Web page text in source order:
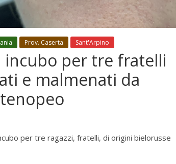
Prov. Caserta Sant'Arpino
incubo per tre fratelli
e malmenati da
per tre ragazzi, fratelli, di origini bielorusse